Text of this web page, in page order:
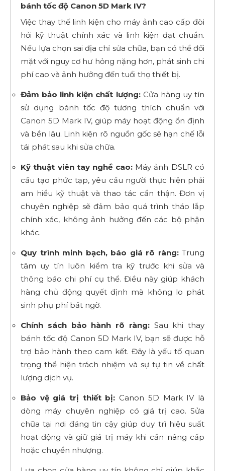
bánh tốc độ Canon 5D Mark IV?
Việc thay thế linh kiện cho máy ảnh cao cấp đòi
hỏi kỹ thuật chính xác và linh kiện đạt chuẩn.
Nếu lựa chọn sai địa chỉ sửa chữa, bạn có thể đối
mặt với nguy cơ hư hỏng nặng hơn, phát sinh chi
phí cao và ảnh hưởng đến tuổi thọ thiết bị.
Đảm bảo linh kiện chất lượng:Cửa hàng uy tín
sử dụng bánh tốc độ tương thích chuẩn với
Canon 5D Mark IV, giúp máy hoạt động ổn định
và bền lâu. Linh kiện rõ nguồn gốc sẽ hạn chế lỗi
tái phát sau khi sửa chữa.
Kỹ thuật viên tay nghề cao:Máy ảnh DSLR có
cấu tạo phức tạp, yêu cầu người thực hiện phải
am hiểu kỹ thuật và thao tác cẩn thận. Đơn vị
chuyên nghiệp sẽ đảm bảo quá trình tháo lắp
chính xác, không ảnh hưởng đến các bộ phận
khác.
Quy trình minh bạch, báo giá rõ ràng:Trung
tâm uy tín luôn kiểm tra kỹ trước khi sửa và
thông báo chi phí cụ thể. Điều này giúp khách
hàng chủ động quyết định mà không lo phát
sinh phụ phí bất ngờ.
Chính sách bảo hành rõ ràng:Sau khi thay
bánh tốc độ Canon 5D Mark IV, bạn sẽ được hỗ
trợ bảo hành theo cam kết. Đây là yếu tố quan
trọng thể hiện trách nhiệm và sự tự tin về chất
lượng dịch vụ.
Bảo vệ giá trị thiết bị: Canon 5D Mark IV là
dòng máy chuyên nghiệp có giá trị cao. Sửa
chữa tại nơi đáng tin cậy giúp duy trì hiệu suất
hoạt động và giữ giá trị máy khi cần nâng cấp
hoặc chuyển nhượng.